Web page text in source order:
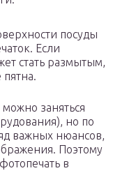
посуды
Если
стать размытым,
заняться
но по
важных нюансов,
Поэтому
в